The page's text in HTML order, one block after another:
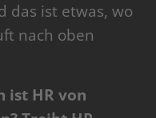
das ist etwas, wo
nach oben
ist HR von